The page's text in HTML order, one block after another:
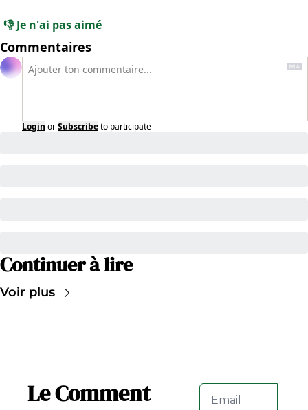
👎 Je n'ai pas aimé
Commentaires
Login orSubscribeto participate
Continuer à lire
Voir plus
Le Comment